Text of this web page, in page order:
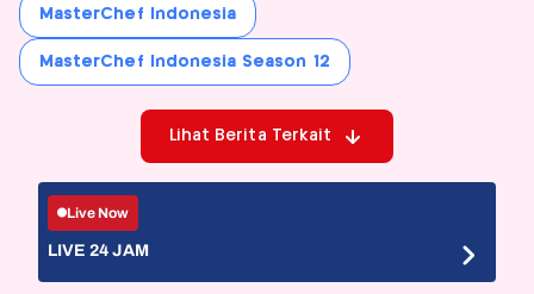
MasterChef Indonesia
MasterChef Indonesia Season 12
Lihat Berita Terkait
Live Now
LIVE 24 JAM